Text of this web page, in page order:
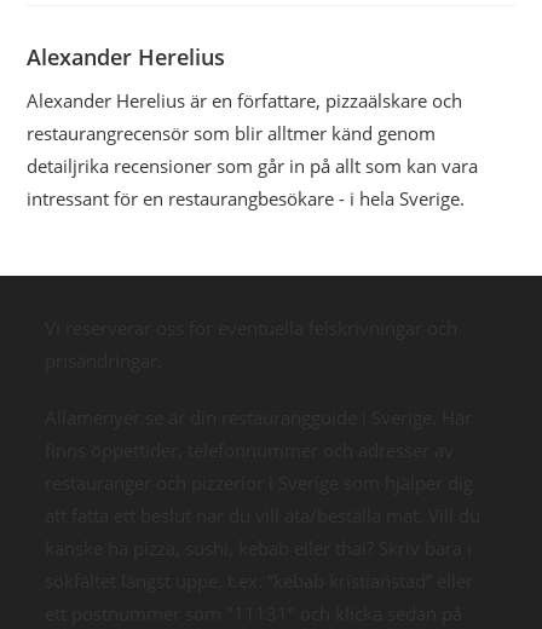
Alexander Herelius
Alexander Herelius är en författare, pizzaälskare och
restaurangrecensör som blir alltmer känd genom
detailjrika recensioner som går in på allt som kan vara
intressant för en restaurangbesökare - i hela Sverige.